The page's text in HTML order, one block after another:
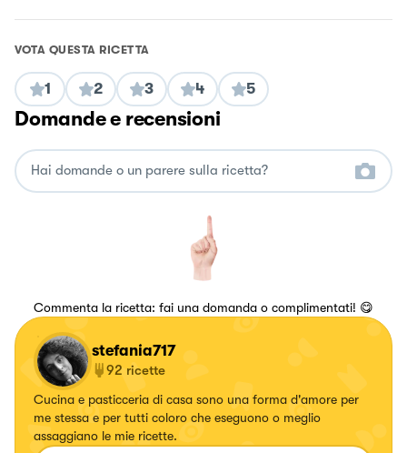
VOTA QUESTA RICETTA
1 2 3 4 5
Domande e recensioni
Commenta la ricetta: fai una domanda o complimentati! 😋
stefania717
92 ricette
Cucina e pasticceria di casa sono una forma d'amore per
me stessa e per tutti coloro che eseguono o meglio
assaggiano le mie ricette.